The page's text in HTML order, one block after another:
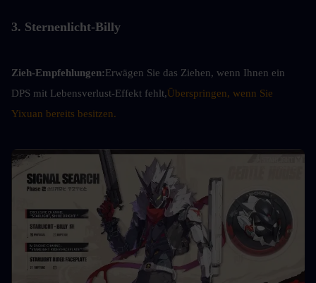
3. Sternenlicht-Billy
Zieh-Empfehlungen:Erwägen Sie das Ziehen, wenn Ihnen ein
DPS mit Lebensverlust-Effekt fehlt,Überspringen, wenn Sie
Yixuan bereits besitzen.